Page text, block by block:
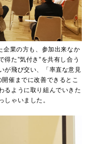
企業の方も、参加出来なか
た”気付き”を共有し合う
が飛び交い、「率直な意見
催までに改善できるとこ
るように取り組んでいきた
しゃいました。